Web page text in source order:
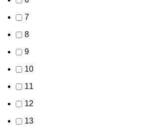
7
8
9
10
11
12
13